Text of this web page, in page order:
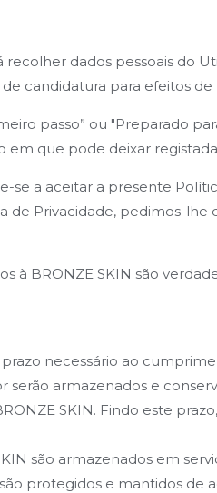
recolher dados pessoais do
candidatura para efeitos
passo” ou "Preparado
que pode deixar
a aceitar a presente
de Privacidade, pedimos-
à BRONZE SKIN são
necessário ao
serão armazenados e
SKIN. Findo este
são armazenados em
protegidos e mantidos de